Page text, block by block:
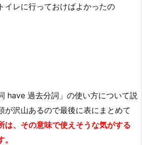
イレに行っておけばよかったの
have 過去分詞」の使い方について説
が沢山あるので最後に表にまとめて
は、その意味で使えそうな気がする